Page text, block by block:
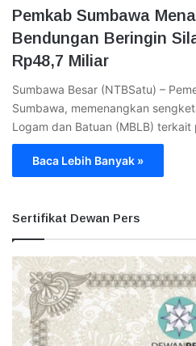
Pemkab Sumbawa
Bendungan Beringin
Rp48,7 Miliar
Sumbawa Besar (NTBSatu) –
Sumbawa, memenangkan
Logam dan Batuan (MBLB)
Baca Lebih Banyak »
Sertifikat Dewan Pers